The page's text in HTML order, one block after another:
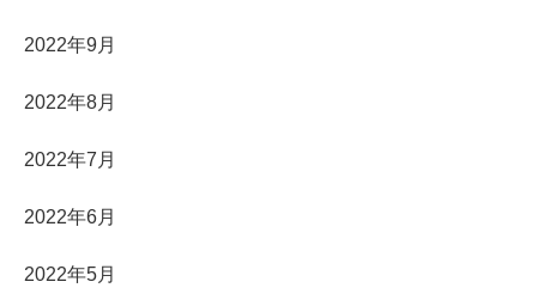
2022年9月
2022年8月
2022年7月
2022年6月
2022年5月